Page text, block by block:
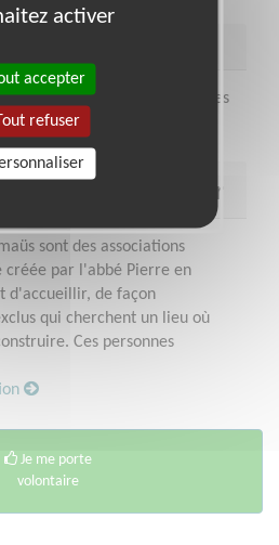
par semaine, sur les horaires
de 9h à 17h 30
Côte d'Azur
sont des associations
par l'abbé Pierre en
d'accueillir, de façon
qui cherchent un lieu où
Ces personnes
Je me porte
volontaire
activer
accepter
refuser